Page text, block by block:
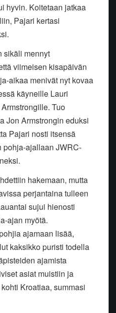
hyvin. Koitetaan jatkaa
Pajari kertasi
sikäli mennyt
viimeisen kisapäivän
aikaa menivät nyt kovaa
käyneille Lauri
Tuo
Jon Armstrongin eduksi
Pajari nosti itsensä
ajallaan JWRC-
hakemaan, mutta
perjantaina tulleen
sujui hienosti
ajan myötä.
ajamaan lisää,
kaksikko puristi todella
ajamista
asiat muistiin ja
Kroatiaa, summasi